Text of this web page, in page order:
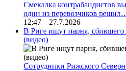
Смекалка контрабандистов
один из перевозчиков
12:47 27.7.2026
В Риге ищут парня, сбившего
(видео)
Сотрудники Рижского